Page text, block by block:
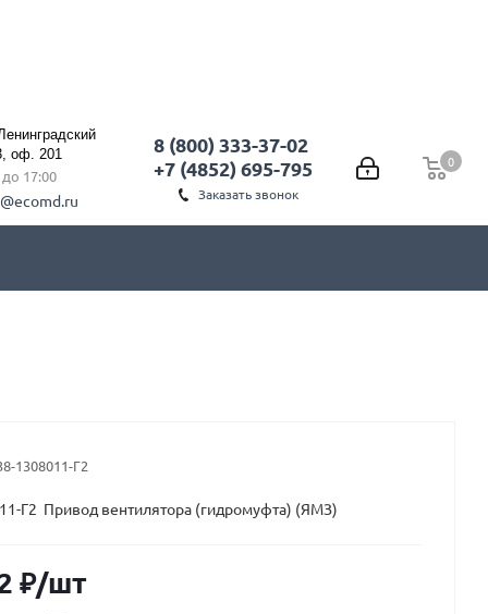
0
0
8 (800) 333-37-02
+7 (4852) 695-795
Заказать звонок
оф. 201
до 17:00
1308011-Г2
Г2 Привод вентилятора (гидромуфта) (ЯМЗ)
₽/шт